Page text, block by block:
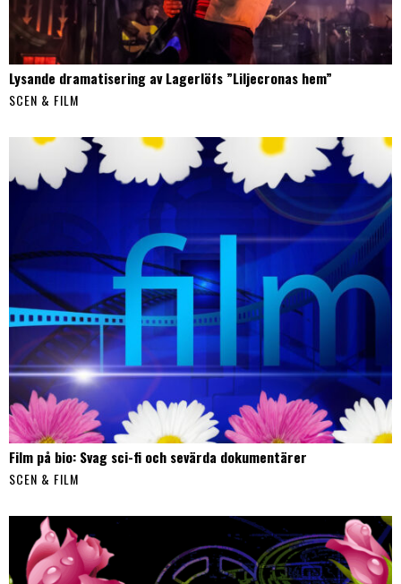
Lysande dramatisering av Lagerlöfs ”Liljecronas hem”
SCEN & FILM
Film på bio: Svag sci-fi och sevärda dokumentärer
SCEN & FILM